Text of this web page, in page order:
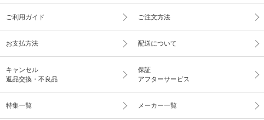
ご利用ガイド ご注文方法
お支払方法 配送について
キャンセル
返品交換・不良品
保証
アフターサービス
特集一覧 メーカー一覧